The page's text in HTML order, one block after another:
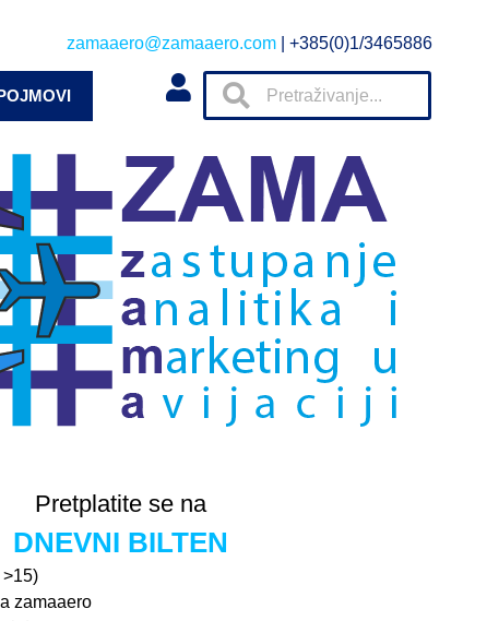
zamaaero@zamaaero.com | +385(0)1/3465886
Pretplatite se na
DNEVNI BILTEN
zamaaero